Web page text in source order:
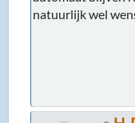
natuurlijk wel